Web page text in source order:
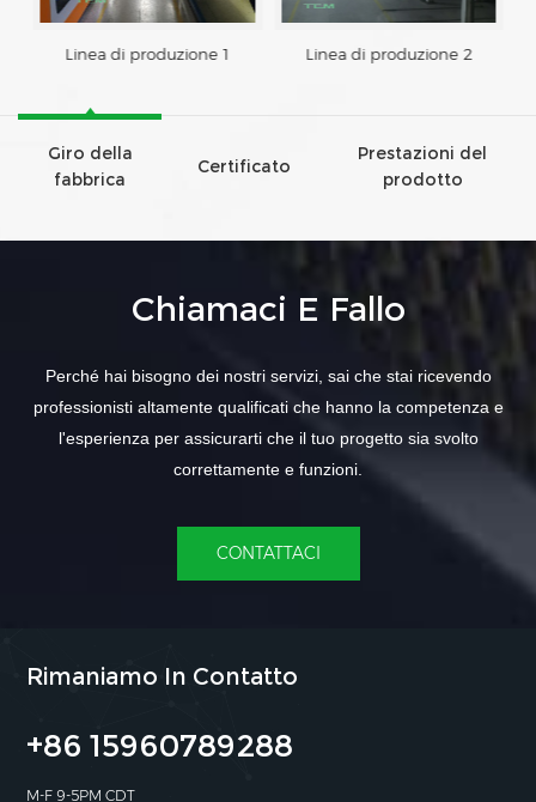
Linea di produzione 1 Linea di produzione 2
Giro della
fabbrica
Certificato
Prestazioni del
prodotto
Chiamaci E Fallo
Perché hai bisogno dei nostri servizi, sai che stai ricevendo
professionisti altamente qualificati che hanno la competenza e
l'esperienza per assicurarti che il tuo progetto sia svolto
correttamente e funzioni.
CONTATTACI
Rimaniamo In Contatto
+86 15960789288
M-F 9-5PM CDT